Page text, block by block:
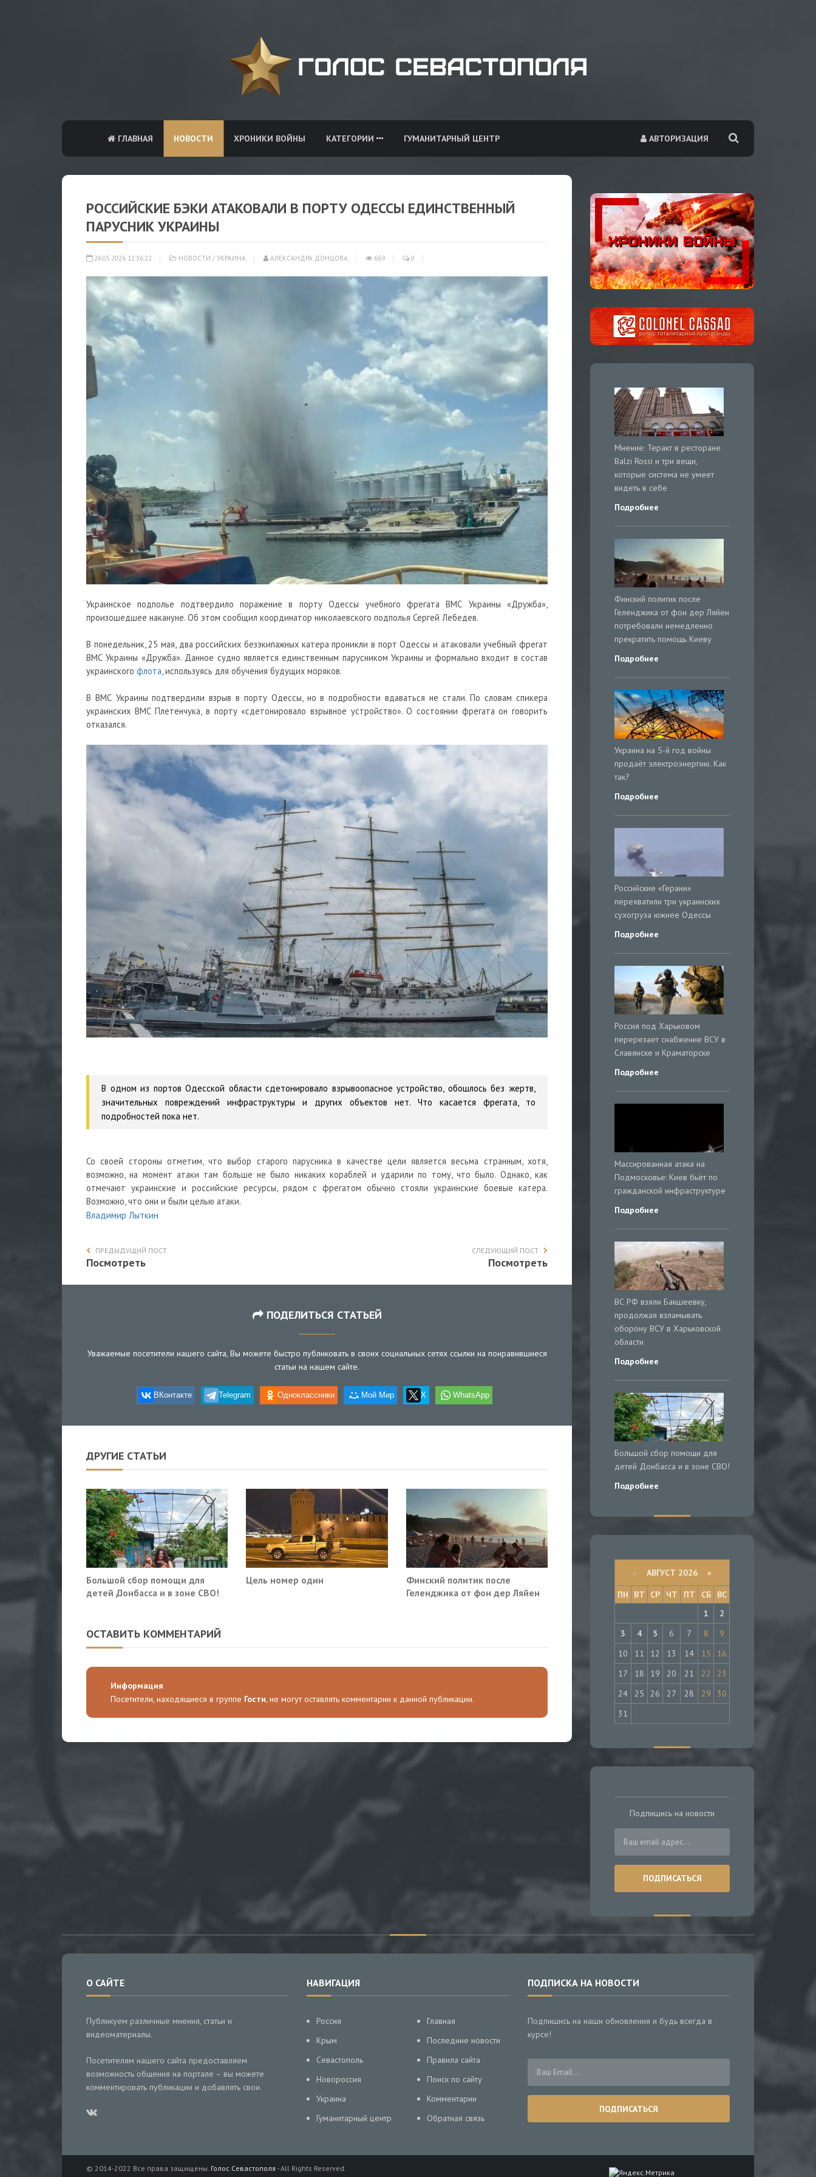
АВТОРИЗАЦИЯ
ГЛАВНАЯ НОВОСТИ ХРОНИКИ ВОЙНЫ КАТЕГОРИИ ГУМАНИТАРНЫЙ ЦЕНТР
РОССИЙСКИЕ БЭКИ АТАКОВАЛИ В ПОРТУ ОДЕССЫ ЕДИНСТВЕННЫЙ
ПАРУСНИК УКРАИНЫ
26.05.2026 12:36:22 НОВОСТИ / УКРАИНА АЛЕКСАНДРА ДОНЦОВА 669 0
Украинское подполье подтвердило поражение в порту Одессы учебного фрегата ВМС Украины «Дружба»,
произошедшее накануне. Об этом сообщил координатор николаевского подполья Сергей Лебедев.
В понедельник, 25 мая, два российских безэкипажных катера проникли в порт Одессы и атаковали учебный фрегат
ВМС Украины «Дружба». Данное судно является единственным парусником Украины и формально входит в состав
украинского флота , используясь для обучения будущих моряков.
В ВМС Украины подтвердили взрыв в порту Одессы, но в подробности вдаваться не стали. По словам спикера
украинских ВМС Плетенчука, в порту «сдетонировало взрывное устройство». О состоянии фрегата он говорить
отказался.
В одном из портов Одесской области сдетонировало взрывоопасное устройство, обошлось без жертв,
значительных повреждений инфраструктуры и других объектов нет. Что касается фрегата, то
подробностей пока нет.
Со своей стороны отметим, что выбор старого парусника в качестве цели является весьма странным, хотя,
возможно, на момент атаки там больше не было никаких кораблей и ударили по тому, что было. Однако, как
отмечают украинские и российские ресурсы, рядом с фрегатом обычно стояли украинские боевые катера.
Возможно, что они и были целью атаки.
Владимир Лыткин
ПРЕДЫДУЩИЙ ПОСТ
Посмотреть
СЛЕДУЮЩИЙ ПОСТ
Посмотреть
ПОДЕЛИТЬСЯ СТАТЬЕЙ
Уважаемые посетители нашего сайта, Вы можете быстро публиковать в своих социальных сетях ссылки на понравившиеся
статьи на нашем сайте.
ВКонтакте Telegram Одноклассники Мой Мир X WhatsApp
ДРУГИЕ СТАТЬИ
Большой сбор помощи для
детей Донбасса и в зоне СВО!
Цель номер один
Финский политик после
Геленджика от фон дер Ляйен
ОСТАВИТЬ КОММЕНТАРИЙ
Информация
Посетители, находящиеся в группе Гости , не могут оставлять комментарии к данной публикации.
Мнение: Теракт в ресторане
Balzi Rossi и три вещи,
которые система не умеет
видеть в себе
Подробнее
Финский политик после
Геленджика от фон дер Ляйен
потребовали немедленно
прекратить помощь Киеву
Подробнее
Украина на 5-й год войны
продаёт электроэнергию. Как
так?
Подробнее
Российские «Герани»
перехватили три украинских
сухогруза южнее Одессы
Подробнее
Россия под Харьковом
перерезает снабжение ВСУ в
Славянске и Краматорске
Подробнее
Массированная атака на
Подмосковье: Киев бьёт по
гражданской инфраструктуре
Подробнее
ВС РФ взяли Бакшеевку,
продолжая взламывать
оборону ВСУ в Харьковской
области
Подробнее
Большой сбор помощи для
детей Донбасса и в зоне СВО!
Подробнее
« АВГУСТ 2026 »
ПН
ВТ СР ЧТ ПТ СБ
ВС
1
2
3
4 5 6 7 8
9
10
11 12 13 14 15
16
17
18 19 20 21 22
23
24
25 26 27 28 29
30
31
Подпишись на новости
О САЙТЕ
Публикуем различные мнения, статьи и
видеоматериалы.
Посетителям нашего сайта предоставляем
возможность общения на портале – вы можете
комментировать публикации и добавлять свои.
НАВИГАЦИЯ
Россия
Крым
Севастополь
Новороссия
Украина
Гуманитарный центр
Главная
Последние новости
Правила сайта
Поиск по сайту
Комментарии
Обратная связь
ПОДПИСКА НА НОВОСТИ
Подпишись на наши обновления и будь всегда в
курсе!
© 2014-2022 Все права защищены. Голос Севастополя - All Rights Reserved.